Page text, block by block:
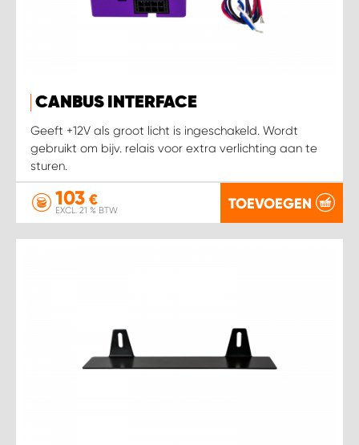
CANBUS INTERFACE
Geeft +12V als groot licht is ingeschakeld. Wordt
gebruikt om bijv. relais voor extra verlichting aan te
sturen.
103 €
EXCL. 21 % BTW TOEVOEGEN